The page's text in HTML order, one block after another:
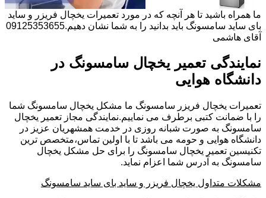
ما همراه باشید تا هر آنچه که در مورد تعمیرات یخچال فریزر و ساید
بای ساید سامسونگ باید بدانید را به شما نشان دهیم.09125353655
آقای هاشمی
نمایندگی تعمیر یخچال سامسونگ در
دانشگاه هوایی
تعمیرات یخچال فریزر سامسونگ ما مشکل یخچال سامسونگ شما
را با ضمانت کتبی برطرف می نماییم.نمایندگی مجاز تعمیر یخچال
سامسونگ به صورت شبانه روزی در خدمت همشهریان عزیز در
دانشگاه هوایی و حومه می باشد تا با اولین تماس،متخصص ترین
تکنیسین تعمیر یخچال سامسونگ را برای حل مشکل یخچال
سامسونگ به آدرس شما اعزام نماید.
مشکلات متداول یخچال فریزر و ساید بای ساید سامسونگ